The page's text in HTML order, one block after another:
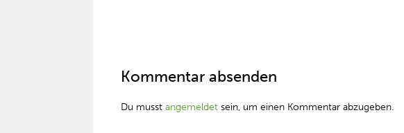
Kommentar absenden
Du musstangemeldet sein, um einen Kommentar abzugeben.